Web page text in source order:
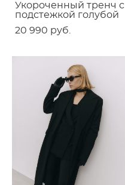
Укороченный тренч с
подстежкой голубой
20 990 pуб.